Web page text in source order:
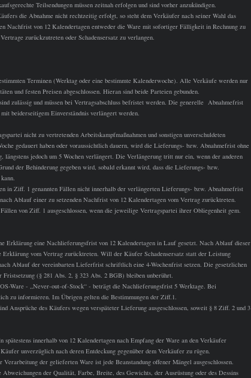
Teilsendungen müssen zeitnah erfolgen und sind vorher anzukündigen.
die Abnahme nicht rechtzeitig erfolgt, so steht dem Verkäufer nach seiner Wahl das
Nachfrist von 12 Kalendertagen entweder die Ware mit sofortiger Fälligkeit in Rechnung zu
zurückzutreten oder Schadensersatz zu verlangen.
Terminen (Werktag oder eine bestimmte Kalenderwoche). Alle Verkäufe werden nur
und festen Preisen abgeschlossen. Hieran sind beide Parteien gebunden.
zulässig und müssen bei Vertragsabschluss befristet werden. Die generelle Abnahmefrist
beiderseitigem Einverständnis verlängert werden.
nicht zu vertretenden Arbeitskampfmaßnahmen und sonstigen unverschuldeten
gedauert haben oder voraussichtlich dauern, wird die Lieferungs- bzw. Abnahmefrist ohne
längstens jedoch um 5 Wochen verlängert. Die Verlängerung tritt nur ein, wenn der anderen
der Behinderung gegeben wird, sobald erkannt wird, dass die Lieferungs- bzw.
in Ziff. 1 genannten Fällen nicht innerhalb der verlängerten Lieferungs- bzw. Abnahmefrist
Ablauf einer zu setzenden Nachfrist von 12 Kalendertagen vom Vertrag zurücktreten.
Fällen von Ziff. 1 ausgeschlossen, wenn die jeweilige Vertragspartei ihrer Obliegenheit gem.
Erklärung eine Nachlieferungsfrist von 12 Kalendertagen in Lauf gesetzt. Nach Ablauf dieser
vom Vertrag zurücktreten. Will der Käufer Schadensersatz statt der Leistung
Ablauf der vereinbarten Lieferfrist schriftlich eine 4-Wochenfrist setzen. Die gesetzlichen
(§ 281 Abs. 2, § 323 Abs. 2 BGB) bleiben unberührt.
Ware - „Never-out-of-Stock“ - beträgt die Nachlieferungsfrist 5 Werktage. Bei
zu informieren. Im Übrigen gelten die Bestimmungen der Ziff.1.
Ansprüche des Käufers wegen verspäteter Lieferung ausgeschlossen, soweit § 8 Ziff. 2 und 3
spätestens innerhalb von 12 Kalendertagen nach Empfang der Ware an den Verkäufer
unverzüglich nach deren Entdeckung gegenüber dem Verkäufer zu rügen.
Verarbeitung der gelieferten Ware ist jede Beanstandung offener Mängel ausgeschlossen.
der Qualität, Farbe, Breite, des Gewichts, der Ausrüstung oder des Dessins